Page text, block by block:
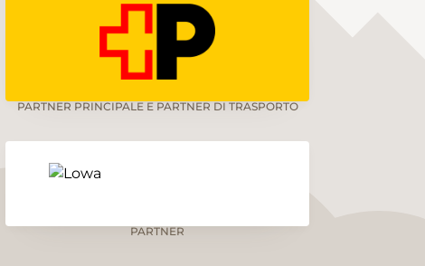
PARTNER PRINCIPALE E PARTNER DI TRASPORTO
PARTNER